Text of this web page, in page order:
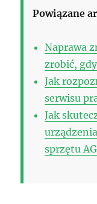
Powiązane
Naprawa
zrobić,
Jak
serwisu
Jak
sprzętu